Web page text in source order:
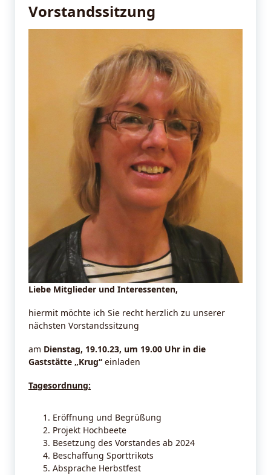
Vorstandssitzung
Liebe Mitglieder und Interessenten,
hiermit möchte ich Sie recht herzlich zu unserer
nächsten Vorstandssitzung
am Dienstag, 19.10.23, um 19.00 Uhr in die
Gaststätte „Krug“ einladen
Tagesordnung:
Eröffnung und Begrüßung
Projekt Hochbeete
Besetzung des Vorstandes ab 2024
Beschaffung Sporttrikots
Absprache Herbstfest